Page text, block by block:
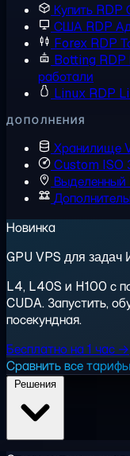
Купить RDP
США RDP
Forex RDP
Botting RDP
работали
Linux RDP
ДОПОЛНЕНИЯ
Хранилище
Custom ISO
Новинка
GPU VPS для задач
L4, L40S и H100 с
CUDA. Запустить,
посекундная.
Бесплатно на 1 час →
Сравнить все